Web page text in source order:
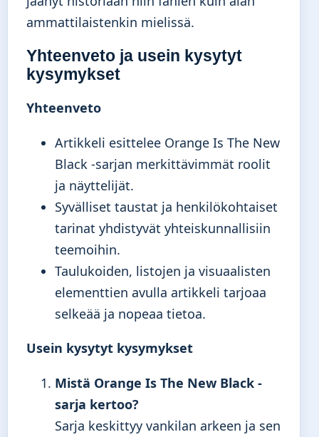
ammattilaistenkin mielissä.
Yhteenveto ja usein kysytyt
kysymykset
Yhteenveto
Artikkeli esittelee Orange Is The New
Black -sarjan merkittävimmät roolit
ja näyttelijät.
Syvälliset taustat ja henkilökohtaiset
tarinat yhdistyvät yhteiskunnallisiin
teemoihin.
Taulukoiden, listojen ja visuaalisten
elementtien avulla artikkeli tarjoaa
selkeää ja nopeaa tietoa.
Usein kysytyt kysymykset
Mistä Orange Is The New Black -
sarja kertoo?
Sarja keskittyy vankilan arkeen ja sen